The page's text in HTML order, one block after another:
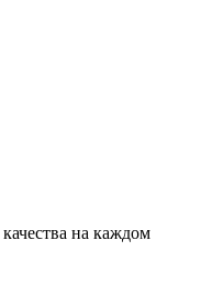
на каждом